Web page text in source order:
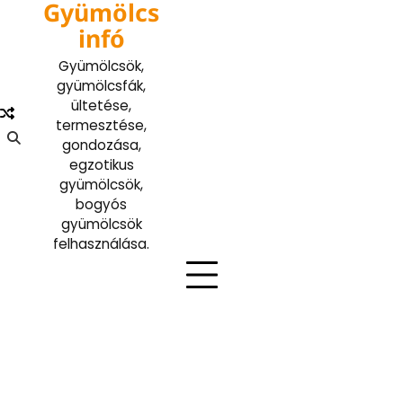
Gyümölcs
infó
Gyümölcsök,
gyümölcsfák,
ültetése,
termesztése,
gondozása,
egzotikus
gyümölcsök,
bogyós
gyümölcsök
felhasználása.